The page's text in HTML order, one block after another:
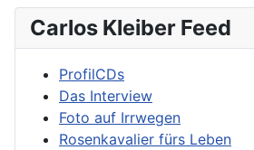
Carlos Kleiber Feed
ProfilCDs
Das Interview
Foto auf Irrwegen
Rosenkavalier fürs Leben